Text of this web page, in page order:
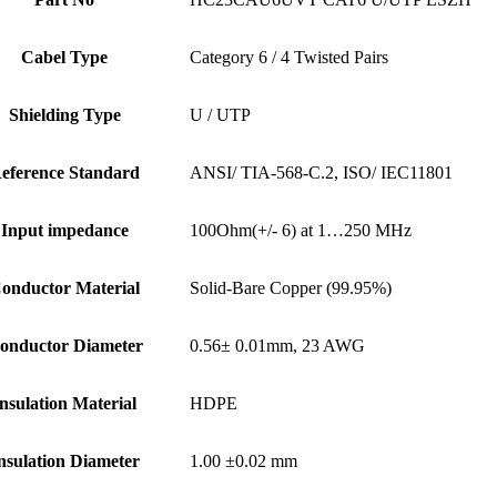
Cabel Type Category 6 / 4 Twisted Pairs
Shielding Type U / UTP
Standard ANSI/ TIA-568-C.2, ISO/ IEC11801
Input impedance 100Ohm(+/- 6) at 1…250 MHz
Material Solid-Bare Copper (99.95%)
Diameter 0.56± 0.01mm, 23 AWG
Material HDPE
Diameter 1.00 ±0.02 mm